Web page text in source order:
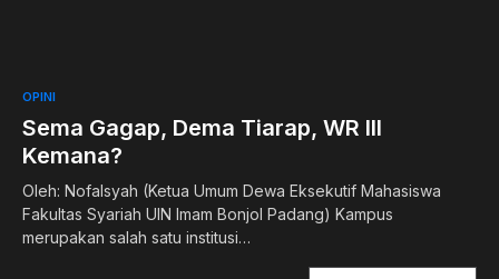
OPINI
Sema Gagap, Dema Tiarap, WR III
Kemana?
Oleh: Nofalsyah (Ketua Umum Dewa Eksekutif Mahasiswa
Fakultas Syariah UIN Imam Bonjol Padang) Kampus
merupakan salah satu institusi…